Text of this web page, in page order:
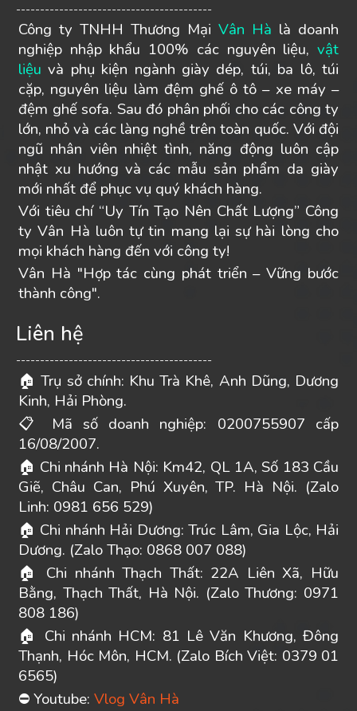
-----------------------------------------
Công ty TNHH Thương Mại Vân Hà là doanh
nghiệp nhập khẩu 100% các nguyên liệu, vật
liệu và phụ kiện ngành giày dép, túi, ba lô, túi
cặp, nguyên liệu làm đệm ghế ô tô – xe máy –
đệm ghế sofa. Sau đó phân phối cho các công ty
lớn, nhỏ và các làng nghề trên toàn quốc. Với đội
ngũ nhân viên nhiệt tình, năng động luôn cập
nhật xu hướng và các mẫu sản phẩm da giày
mới nhất để phục vụ quý khách hàng.
Với tiêu chí “Uy Tín Tạo Nên Chất Lượng” Công
ty Vân Hà luôn tự tin mang lại sự hài lòng cho
mọi khách hàng đến với công ty!
Vân Hà "Hợp tác cùng phát triển – Vững bước
thành công".
Liên hệ
-----------------------------------------
🏠 Trụ sở chính: Khu Trà Khê, Anh Dũng, Dương
Kinh, Hải Phòng.
📋
Mã số doanh nghiệp: 0200755907 cấp
16/08/2007.
🏠 Chi nhánh Hà Nội: Km42, QL 1A, Số 183 Cầu
Giẽ, Châu Can, Phú Xuyên, TP. Hà Nội. (Zalo
Linh: 0981 656 529)
🏠 Chi nhánh Hải Dương: Trúc Lâm, Gia Lộc, Hải
Dương. (Zalo Thạo: 0868 007 088)
🏠 Chi nhánh Thạch Thất: 22A Liên Xã, Hữu
Bằng, Thạch Thất, Hà Nội. (Zalo Thương: 0971
808 186)
🏠
Chi nhánh HCM: 81 Lê Văn Khương, Đông
Thạnh, Hóc Môn, HCM. (Zalo Bích Việt: 0379 01
6565)
⛔ Youtube: Vlog Vân Hà